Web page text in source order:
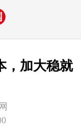
，加大稳就